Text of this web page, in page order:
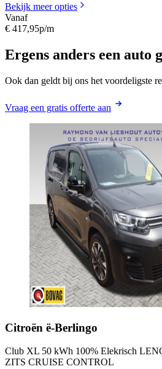
Bekijk meer opties
Vanaf
€ 417,95p/m
Ergens anders een auto
Ook dan geldt bij ons het voordeligste
Vraag een gratis offerte aan
Citroën ë-Berlingo
Club XL 50 kWh 100% Elekrisch
ZITS CRUISE CONTROL